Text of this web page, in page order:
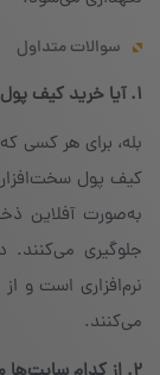
سوالات متداول
۱. آیا خرید کیف پول سخت‌افزاری واقعا مهم است؟
بله، برای هر کسی
کیف پول
به‌صورت آفلاین
جلوگیری می‌کنند.
نرم‌افزاری است و
می‌کنند.